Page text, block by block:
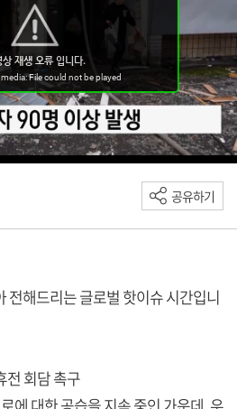
공유하기
전해드리는 글로벌 핫이슈 시간입니
전 회담 촉구